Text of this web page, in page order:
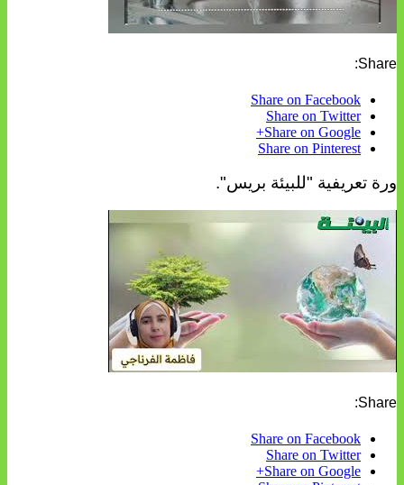
Share:
Share on Facebook
Share on Twitter
Share on Google+
Share on Pinterest
ورة تعريفية "للبيئة بريس".
Share:
Share on Facebook
Share on Twitter
Share on Google+